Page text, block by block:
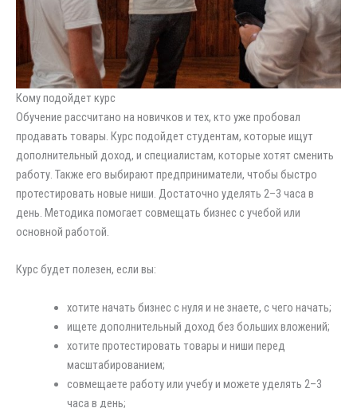
Кому подойдет курс
Обучение рассчитано на новичков и тех, кто уже пробовал
продавать товары. Курс подойдет студентам, которые ищут
дополнительный доход, и специалистам, которые хотят сменить
работу. Также его выбирают предприниматели, чтобы быстро
протестировать новые ниши. Достаточно уделять 2–3 часа в
день. Методика помогает совмещать бизнес с учебой или
основной работой.
Курс будет полезен, если вы:
хотите начать бизнес с нуля и не знаете, с чего начать;
ищете дополнительный доход без больших вложений;
хотите протестировать товары и ниши перед
масштабированием;
совмещаете работу или учебу и можете уделять 2–3
часа в день;